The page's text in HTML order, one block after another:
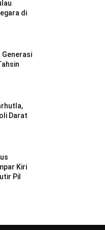
di
Generasi
Darat
Kiri
Pil